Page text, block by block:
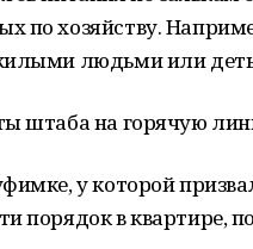
по хозяйству.
людьми или
штаба на горячую
у которой
порядок в квартире,